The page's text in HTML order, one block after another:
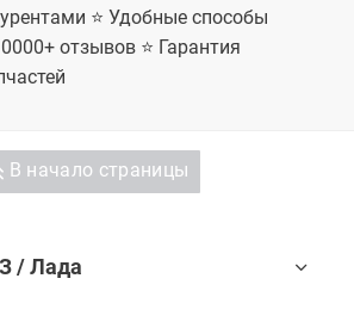
⭐ Удобные способы
отзывов ⭐ Гарантия
В начало страницы
/ Лада